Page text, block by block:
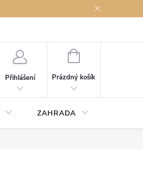
Přihlášení
NÁKUPNÍ
Prázdný košík
ZAHRADA